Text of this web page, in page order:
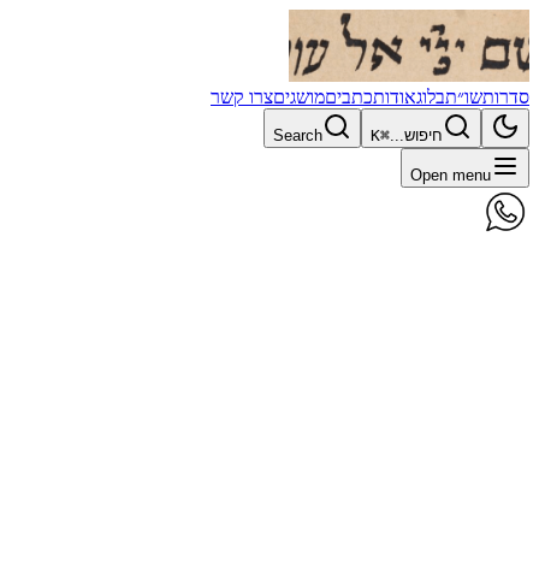
סדרותשו״תבלוגאודותכתביםמושגיםצרו קשר
חיפוש...⌘K
Search
Open menu